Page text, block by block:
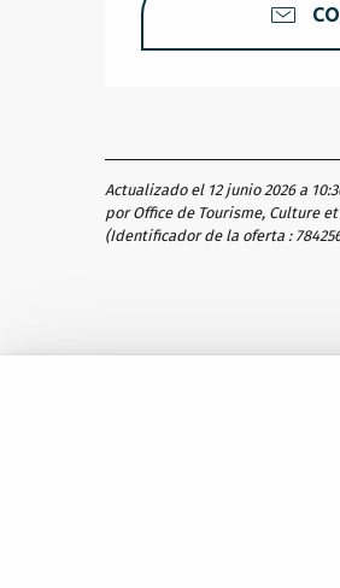
Actualizado el 12 junio 2026 a
por Office de Tourisme, Culture
(Identificador de la oferta :